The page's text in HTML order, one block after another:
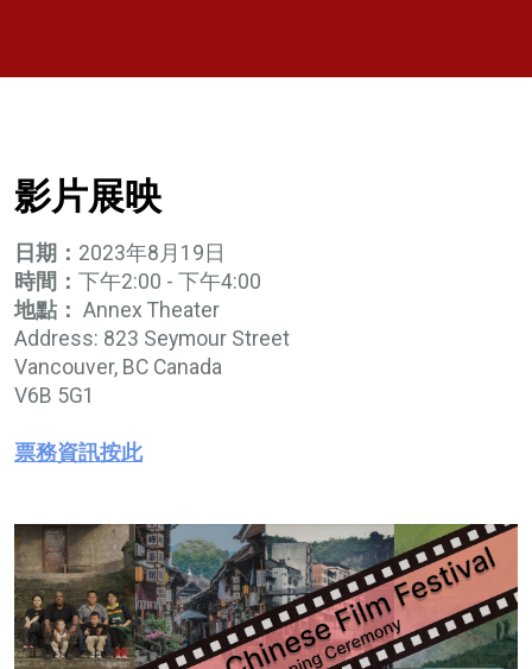
影片展映
日期： 2023年8月19日
時間： 下午2:00 - 下午4:00
地點： Annex Theater
Address: 823 Seymour Street
Vancouver, BC Canada
V6B 5G1
票務資訊按此